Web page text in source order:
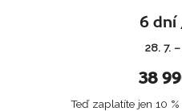
6 dní
28. 7.
38
Teď zaplatíte jen 10